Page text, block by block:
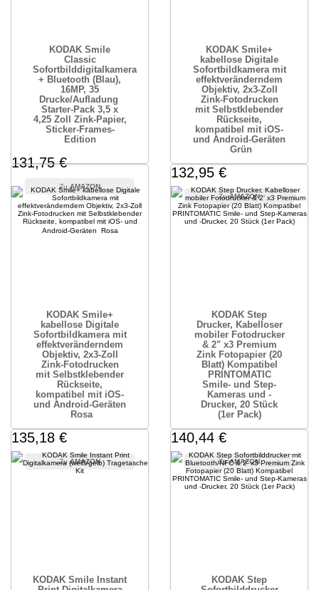
KODAK Smile
Classic
Sofortbilddigitalkamera
+ Bluetooth (Blau),
16MP, 35
Drucke/Aufladung 
Starter-Pack 3,5 x
4,25 Zoll Zink-Papier,
Sticker-Frames-
Edition
131,75 €
AMAZON
KODAK Smile+
kabellose Digitale
Sofortbildkamera mit
effektveränderndem
Objektiv, 2x3-Zoll
Zink-Fotodrucken
mit Selbstklebender
Rückseite,
kompatibel mit iOS-
und Android-Geräten
 Grün
132,95 €
AMAZON
KODAK Smile+
kabellose Digitale
Sofortbildkamera mit
effektveränderndem
Objektiv, 2x3-Zoll
Zink-Fotodrucken
mit Selbstklebender
Rückseite,
kompatibel mit iOS-
und Android-Geräten
 Rosa
135,18 €
AMAZON
KODAK Step
Drucker, Kabelloser
mobiler Fotodrucker
& 2" x3 Premium
Zink Fotopapier (20
Blatt) Kompatibel
PRINTOMATIC
Smile- und Step-
Kameras und -
Drucker, 20 Stück
(1er Pack)
140,44 €
AMAZON
KODAK Smile Instant
KODAK Step